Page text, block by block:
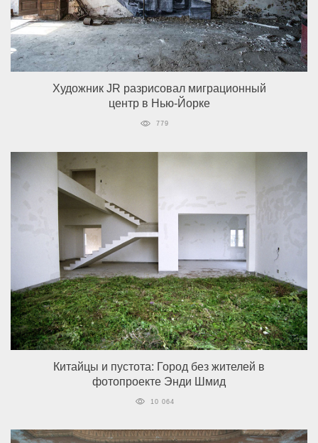
Художник JR разрисовал миграционный
центр в Нью-Йорке
779
Китайцы и пустота: Город без жителей в
фотопроекте Энди Шмид
10 064